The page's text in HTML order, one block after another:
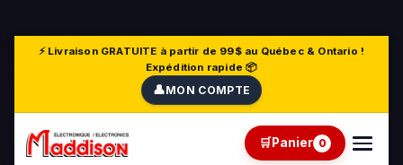
⚡ Livraison GRATUITE à partir de 99$ au Québec & Ontario !
Expédition rapide 📦
👤MON COMPTE
🛒Panier 0